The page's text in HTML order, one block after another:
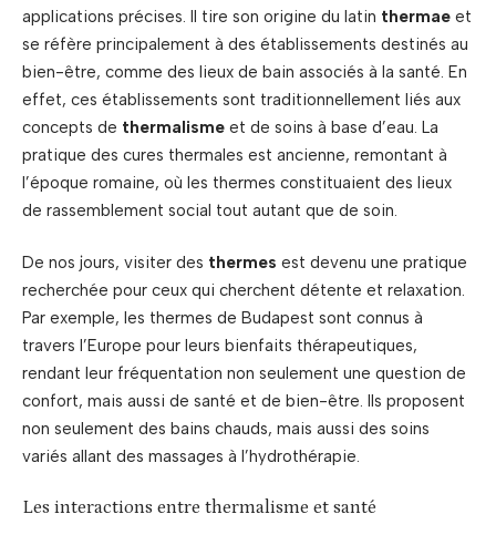
applications précises. Il tire son origine du latin thermae et
se réfère principalement à des établissements destinés au
bien-être, comme des lieux de bain associés à la santé. En
effet, ces établissements sont traditionnellement liés aux
concepts de thermalisme et de soins à base d’eau. La
pratique des cures thermales est ancienne, remontant à
l’époque romaine, où les thermes constituaient des lieux
de rassemblement social tout autant que de soin.
De nos jours, visiter des thermes est devenu une pratique
recherchée pour ceux qui cherchent détente et relaxation.
Par exemple, les thermes de Budapest sont connus à
travers l’Europe pour leurs bienfaits thérapeutiques,
rendant leur fréquentation non seulement une question de
confort, mais aussi de santé et de bien-être. Ils proposent
non seulement des bains chauds, mais aussi des soins
variés allant des massages à l’hydrothérapie.
Les interactions entre thermalisme et santé